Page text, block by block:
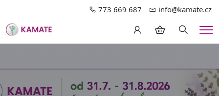
773 669 687 info@kamate.cz
Hledání